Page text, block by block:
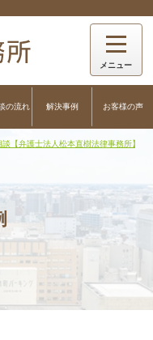
の流れ 解決事例 お客様の声
【弁護士法人松本直樹法律事務所】